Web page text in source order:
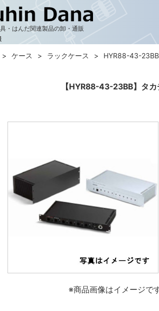
・はんだ関連製品の卸・通販
【HYR88-43-23BB】タ
ケース ラックケース HYR88-43-
※商品画像はイメージです